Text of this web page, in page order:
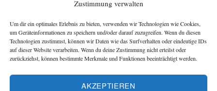
Zustimmung verwalten
Um dir ein optimales Erlebnis zu bieten, verwenden wir Technologien wie Cookies,
um Geräteinformationen zu speichern und/oder darauf zuzugreifen. Wenn du diesen
Technologien zustimmst, können wir Daten wie das Surfverhalten oder eindeutige IDs
auf dieser Website verarbeiten. Wenn du deine Zustimmung nicht erteilst oder
zurückziehst, können bestimmte Merkmale und Funktionen beeinträchtigt werden.
AKZEPTIEREN
M D M D F S S
1
2
3
4 5 6 7 8
9
12 13 14